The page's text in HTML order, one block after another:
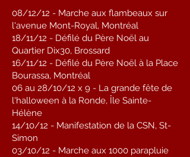
08/12/12 - Marche aux flambeaux sur
l'avenue Mont-Royal, Montréal
18/11/12 - Défilé du Père Noël au
Quartier Dix30, Brossard
16/11/12 - Défilé du Père Noël à la Place
Bourassa, Montréal
06 au 28/10/12 x 9 - La grande fête de
l'halloween à la Ronde, Île Sainte-
Hélène
14/10/12 - Manifestation de la CSN, St-
Simon
03/10/12 - Marche aux 1000 parapluie